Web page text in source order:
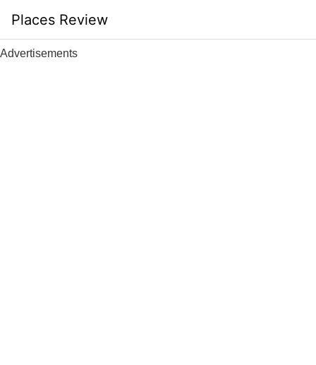
content
Places Review
Advertisements